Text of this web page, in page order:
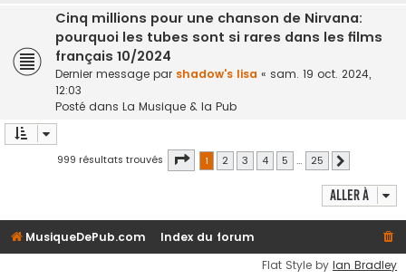
Cinq millions pour une chanson de Nirvana:
pourquoi les tubes sont si rares dans les films
français 10/2024
Dernier message par shadow's lisa « sam. 19 oct. 2024,
12:03
Posté dans La Musique & la Pub
999 résultats trouvés Page 1sur25
1 2 3 4 5 … 25
Aller à
MusiqueDePub.com
Index du forum
Flat Style by Ian Bradley